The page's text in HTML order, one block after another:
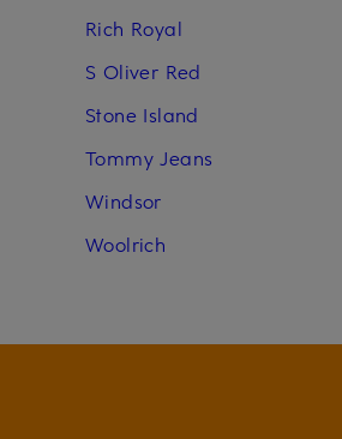
Rich Royal
S Oliver Red
Stone Island
Tommy Jeans
Windsor
Woolrich